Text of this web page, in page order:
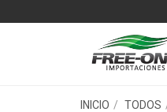
INICIO TODOS